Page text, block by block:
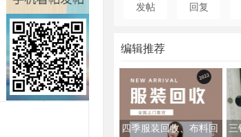
发帖 回复
编辑推荐
四季服装回收、布料回 三